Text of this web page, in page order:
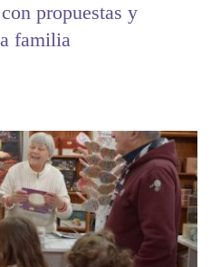
propuestas y
familia